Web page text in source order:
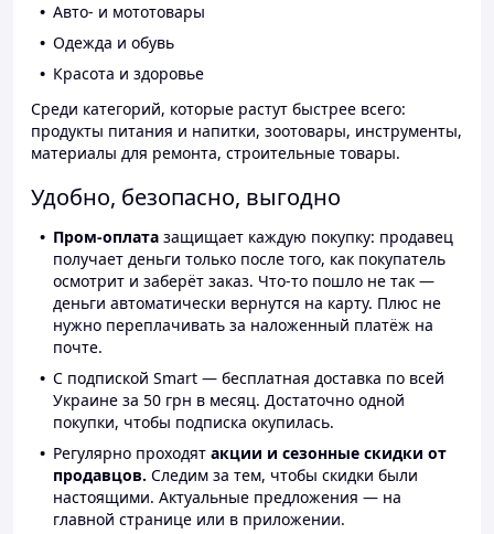
Авто- и мототовары
Одежда и обувь
Красота и здоровье
Среди категорий, которые растут быстрее всего:
продукты питания и напитки, зоотовары, инструменты,
материалы для ремонта, строительные товары.
Удобно, безопасно, выгодно
Пром-оплата защищает каждую покупку: продавец
получает деньги только после того, как покупатель
осмотрит и заберёт заказ. Что-то пошло не так —
деньги автоматически вернутся на карту. Плюс не
нужно переплачивать за наложенный платёж на
почте.
С подпиской Smart — бесплатная доставка по всей
Украине за 50 грн в месяц. Достаточно одной
покупки, чтобы подписка окупилась.
Регулярно проходят акции и сезонные скидки от
продавцов. Следим за тем, чтобы скидки были
настоящими. Актуальные предложения — на
главной странице или в приложении.